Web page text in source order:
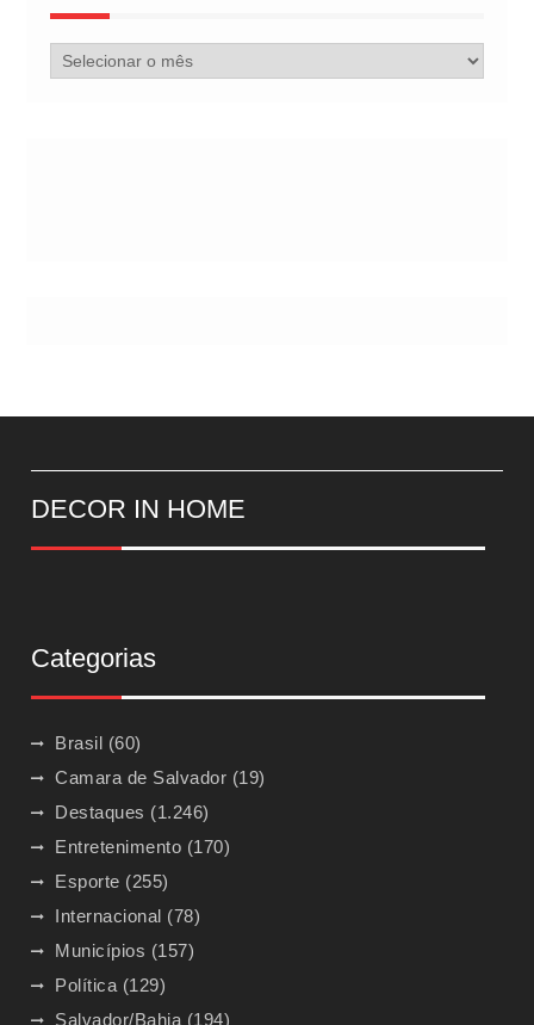
Arquivo
de
DECOR IN HOME
Categorias
Brasil (60)
Camara de Salvador (19)
Destaques (1.246)
Entretenimento (170)
Esporte (255)
Internacional (78)
Municípios (157)
Política (129)
Salvador/Bahia (194)